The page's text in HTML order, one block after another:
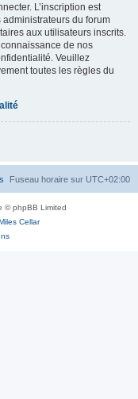
L’inscription est
du forum
aux utilisateurs inscrits.
de nos
Veuillez
toutes les règles du
Fuseau horaire sur UTC+02:00
© phpBB Limited
Cellar